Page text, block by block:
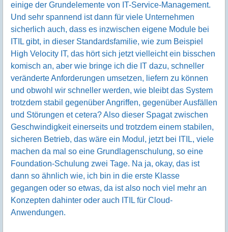
einige der Grundelemente von IT-Service-Management.
Und sehr spannend ist dann für viele Unternehmen
sicherlich auch, dass es inzwischen eigene Module bei
ITIL gibt, in dieser Standardsfamilie, wie zum Beispiel
High Velocity IT, das hört sich jetzt vielleicht ein bisschen
komisch an, aber wie bringe ich die IT dazu, schneller
veränderte Anforderungen umsetzen, liefern zu können
und obwohl wir schneller werden, wie bleibt das System
trotzdem stabil gegenüber Angriffen, gegenüber Ausfällen
und Störungen et cetera? Also dieser Spagat zwischen
Geschwindigkeit einerseits und trotzdem einem stabilen,
sicheren Betrieb, das wäre ein Modul, jetzt bei ITIL, viele
machen da mal so eine Grundlagenschulung, so eine
Foundation-Schulung zwei Tage. Na ja, okay, das ist
dann so ähnlich wie, ich bin in die erste Klasse
gegangen oder so etwas, da ist also noch viel mehr an
Konzepten dahinter oder auch ITIL für Cloud-
Anwendungen.